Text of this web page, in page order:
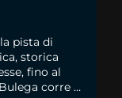
pista di
storica
fino al
corre e